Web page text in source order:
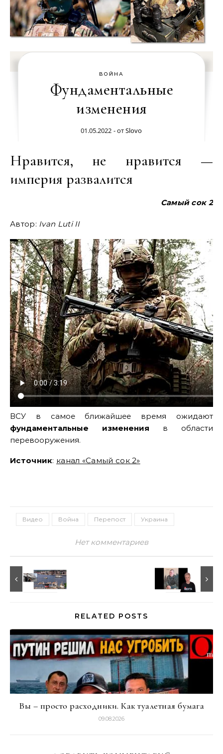
ВОЙНА
Фундаментальные
изменения
01.05.2022 - отSlovo
Нравится, не нравится —
империя развалится
Самый сок 2
Автор: Ivan Luti II
ВСУ в самое ближайшее время ожидают
фундаментальные изменения в области
перевооружения.
Источник: канал «Самый сок 2»
Видео Война Перепост Украина
Нет комментариев
RELATED POSTS
Вы – просто расходники. Как туалетная бумага
09.08.2026